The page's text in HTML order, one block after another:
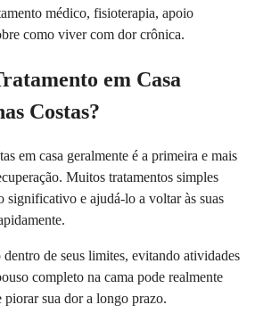
médico, fisioterapia, apoio
como viver com dor crônica.
em Casa
Costas?
em casa geralmente é a primeira e mais
Muitos tratamentos simples
e ajudá-lo a voltar às suas
de seus limites, evitando atividades
completo na cama pode realmente
piorar sua dor a longo prazo.